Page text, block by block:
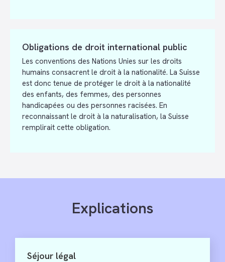
Obligations de droit international public
Les conventions des Nations Unies sur les droits
humains consacrent le droit à la nationalité. La Suisse
est donc tenue de protéger le droit à la nationalité
des enfants, des femmes, des personnes
handicapées ou des personnes racisées. En
reconnaissant le droit à la naturalisation, la Suisse
remplirait cette obligation.
Explications
Peine privative de liberté de longue